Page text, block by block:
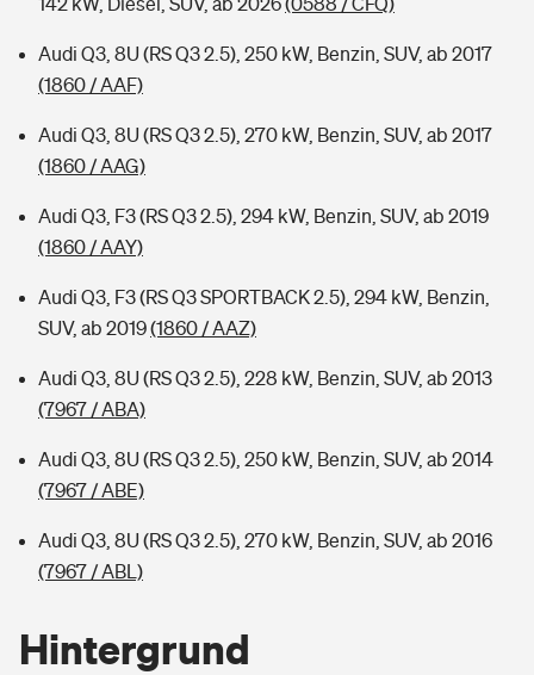
Audi Q3, 8U (RS Q3 2.5), 250 kW, Benzin, SUV, ab 2017
(1860 / AAF)
Audi Q3, 8U (RS Q3 2.5), 270 kW, Benzin, SUV, ab 2017
(1860 / AAG)
Audi Q3, F3 (RS Q3 2.5), 294 kW, Benzin, SUV, ab 2019
(1860 / AAY)
Audi Q3, F3 (RS Q3 SPORTBACK 2.5), 294 kW, Benzin,
SUV, ab 2019(1860 / AAZ)
Audi Q3, 8U (RS Q3 2.5), 228 kW, Benzin, SUV, ab 2013
(7967 / ABA)
Audi Q3, 8U (RS Q3 2.5), 250 kW, Benzin, SUV, ab 2014
(7967 / ABE)
Audi Q3, 8U (RS Q3 2.5), 270 kW, Benzin, SUV, ab 2016
(7967 / ABL)
Hintergrund